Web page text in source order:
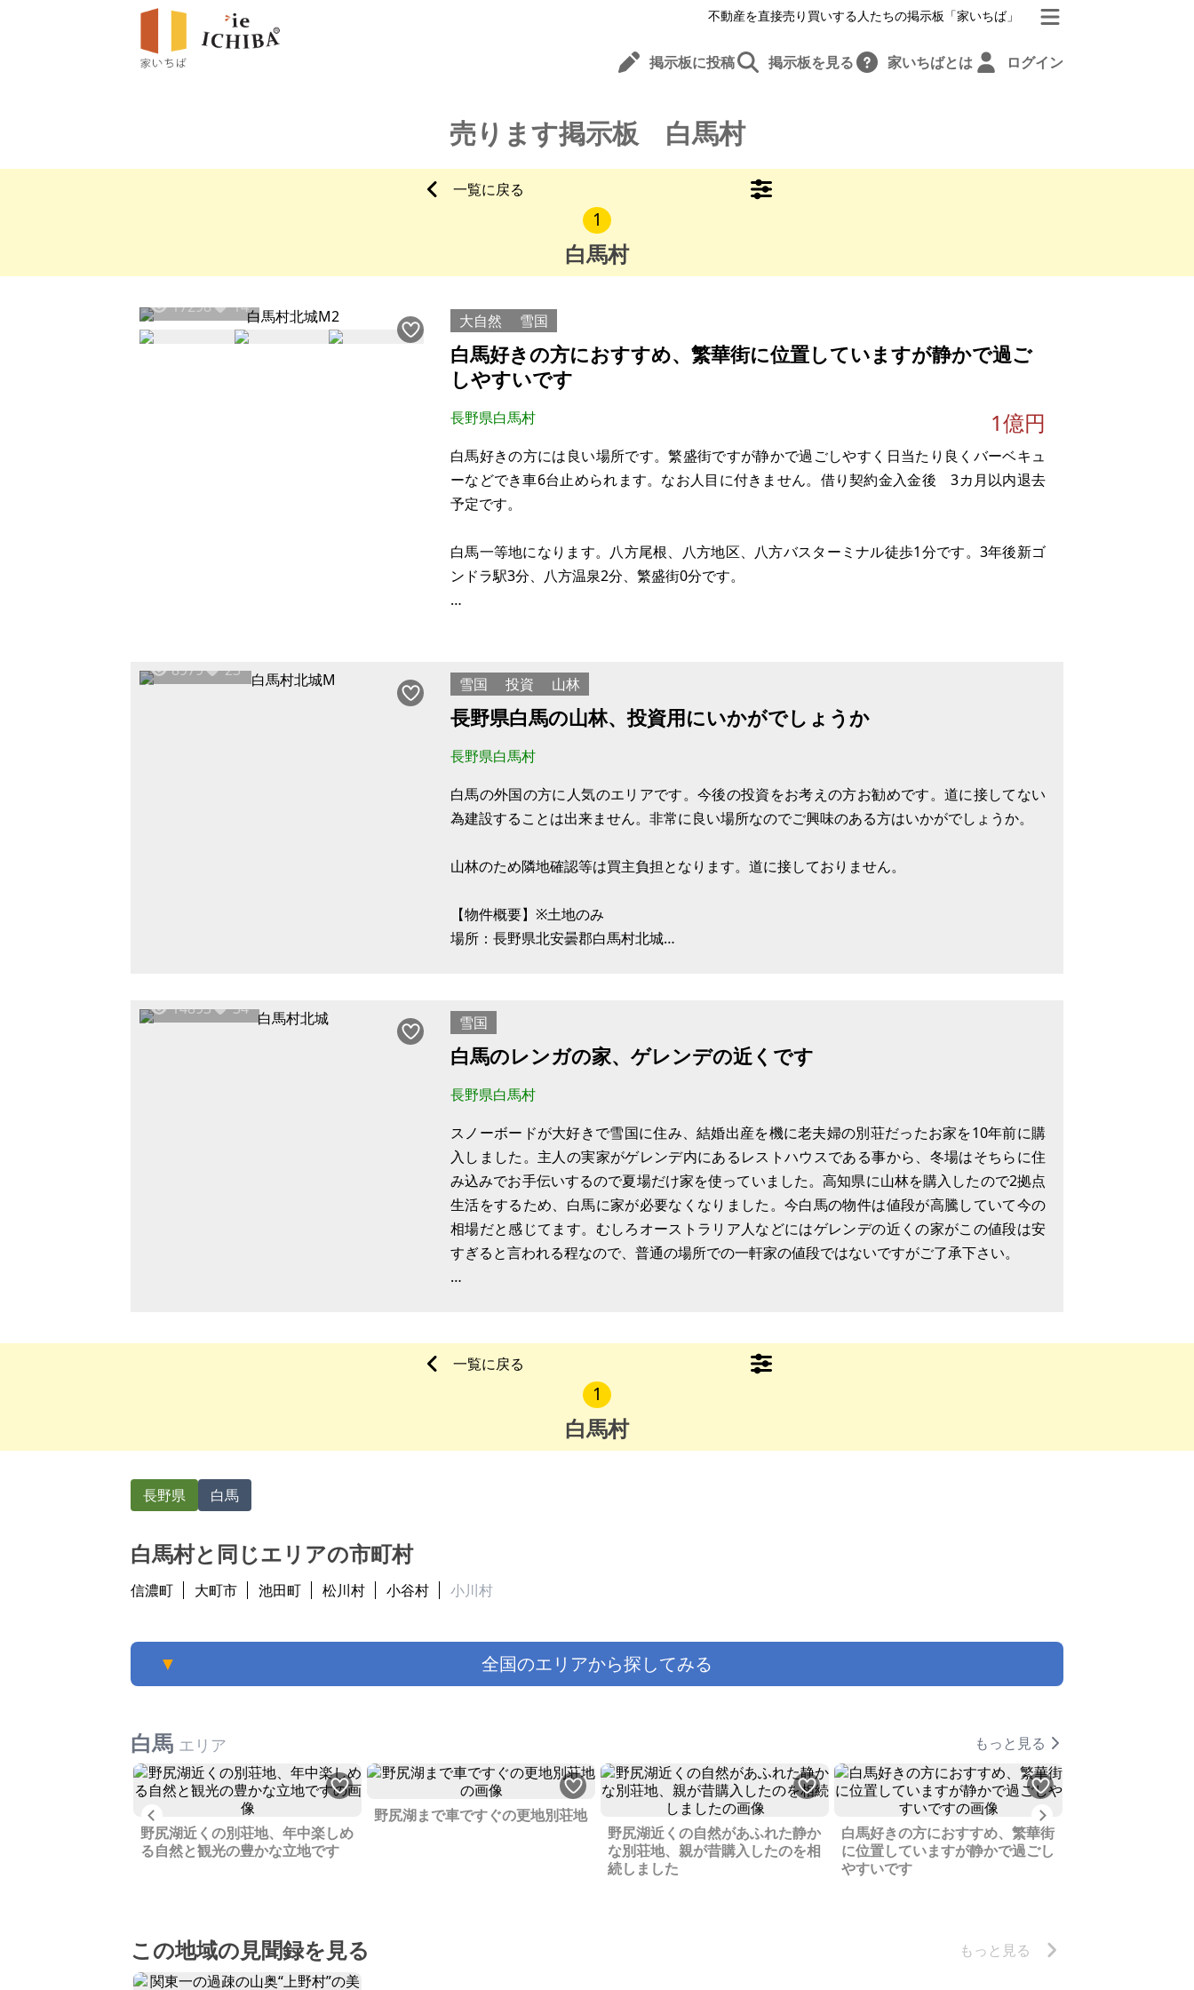
不動産を直接売り買いする人たちの掲示板「家いちば」
掲示板に投稿 掲示板を見る 家いちばとは ログイン
売ります掲示板 白馬村
一覧に戻る
1
白馬村
17298 14
大自然 雪国
白馬好きの方におすすめ、繁華街に位置していますが静かで過ご
しやすいです
長野県白馬村 1億円
白馬好きの方には良い場所です。繁盛街ですが静かで過ごしやすく日当たり良くバーベキュ
ーなどでき車6台止められます。なお人目に付きません。借り契約金入金後 3カ月以内退去
予定です。
白馬一等地になります。八方尾根、八方地区、八方バスターミナル徒歩1分です。3年後新ゴ
ンドラ駅3分、八方温泉2分、繁盛街0分です。
土地：70坪
建物：
構造：木造
希望価格：1億円
※現状有姿、および公簿売買でのお取引きとなります。
8979 23
雪国 投資 山林
長野県白馬の山林、投資用にいかがでしょうか
長野県白馬村
白馬の外国の方に人気のエリアです。今後の投資をお考えの方お勧めです。道に接してない
為建設することは出来ません。非常に良い場所なのでご興味のある方はいかがでしょうか。
山林のため隣地確認等は買主負担となります。道に接しておりません。
【物件概要】※土地のみ
場所：長野県北安曇郡白馬村北城
構造：
現況：山林
14893 34
雪国
白馬のレンガの家、ゲレンデの近くです
長野県白馬村
スノーボードが大好きで雪国に住み、結婚出産を機に老夫婦の別荘だったお家を10年前に購
入しました。主人の実家がゲレンデ内にあるレストハウスである事から、冬場はそちらに住
み込みでお手伝いするので夏場だけ家を使っていました。高知県に山林を購入したので2拠点
生活をするため、白馬に家が必要なくなりました。今白馬の物件は値段が高騰していて今の
相場だと感じてます。むしろオーストラリア人などにはゲレンデの近くの家がこの値段は安
すぎると言われる程なので、普通の場所での一軒家の値段ではないですがご了承下さい。
一覧に戻る
1
白馬村
長野県 白馬
白馬村と同じエリアの市町村
信濃町 大町市 池田町 松川村 小谷村 小川村
▼ 全国のエリアから探してみる
白馬 エリア もっと見る
野尻湖近くの別荘地、年中楽しめ
る自然と観光の豊かな立地です
野尻湖まで車ですぐの更地別荘地
野尻湖近くの自然があふれた静か
な別荘地、親が昔購入したのを相
続しました
白馬好きの方におすすめ、繁華街
に位置していますが静かで過ごし
やすいです
この地域の見聞録を見る もっと見る